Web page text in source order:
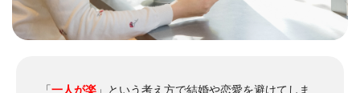
「一人が楽 」という考え方で結婚や恋愛を避けてしま